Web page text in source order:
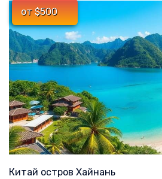
от $500
Китай остров Хайнань